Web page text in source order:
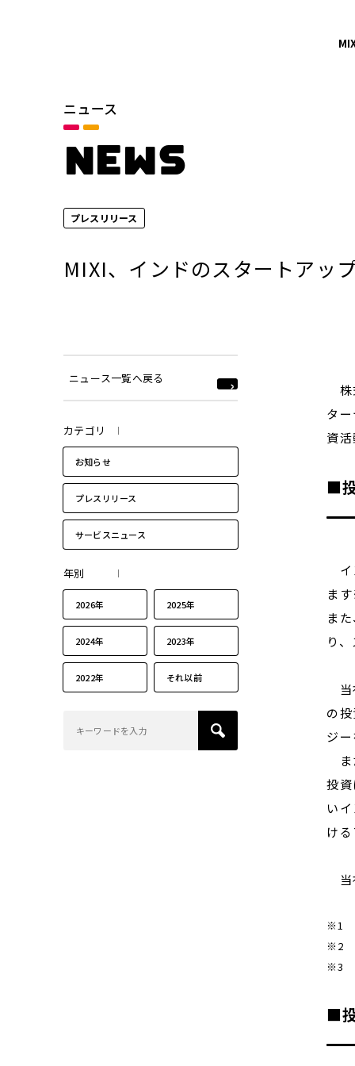
ニュース
NEWS
プレスリリース
MIXI、インドのスタートアッ
ニュース一覧へ戻る
カテゴリ
お知らせ
プレスリリース
サービスニュース
年別
2026年 2025年
2024年 2023年
2022年 それ以前
株
タ
資
■
イ
ま
ま
り
当
の
ジ
ま
投
い
け
当
※1
※2
※3
■
カテゴリ
サービスニュース